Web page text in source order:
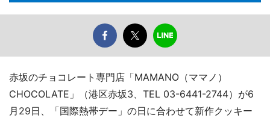
赤坂のチョコレート専門店「MAMANO（ママノ）
CHOCOLATE」（港区赤坂3、TEL 03-6441-2744）が6
月29日、「国際熱帯デー」の日に合わせて新作クッキー